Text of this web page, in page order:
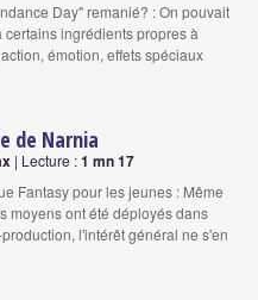
Day" remanié? : On pouvait
certains ingrédients propres à
émotion, effets spéciaux
de Narnia
| Lecture :1 mn 17
Fantasy pour les jeunes : Même
moyens ont été déployés dans
l'intérêt général ne s'en